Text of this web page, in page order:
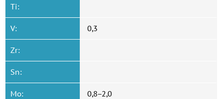
Ti:
V: 0,3
Zr:
Sn:
Mo: 0,8−2,0